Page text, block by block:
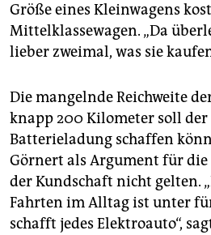
Größe eines Kleinwagens
Mittelklassewagen. „Da
lieber zweimal, was sie
Die mangelnde Reichweite
knapp 200 Kilometer soll
Batterieladung schaffen
Görnert als Argument für
der Kundschaft nicht gelten.
Fahrten im Alltag ist unter
schafft jedes Elektroauto“,